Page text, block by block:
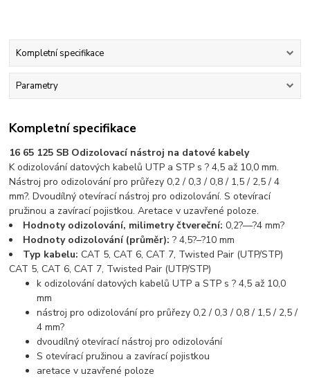
Kompletní specifikace
Parametry
Kompletní specifikace
16 65 125 SB Odizolovací nástroj na datové kabely
K odizolování datových kabelů UTP a STP s ? 4,5 až 10,0 mm.
Nástroj pro odizolování pro průřezy 0,2 / 0,3 / 0,8 / 1,5 / 2,5 / 4
mm?. Dvoudílný otevírací nástroj pro odizolování. S otevírací
pružinou a zavírací pojistkou. Aretace v uzavřené poloze.
Hodnoty odizolování, milimetry čtvereční:0,2?—?4 mm?
Hodnoty odizolování (průměr):? 4,5?–?10 mm
Typ kabelu:CAT 5, CAT 6, CAT 7, Twisted Pair (UTP/STP)
CAT 5, CAT 6, CAT 7, Twisted Pair (UTP/STP)
k odizolování datových kabelů UTP a STP s ? 4,5 až 10,0
mm
nástroj pro odizolování pro průřezy 0,2 / 0,3 / 0,8 / 1,5 / 2,5 /
4 mm?
dvoudílný otevírací nástroj pro odizolování
S otevírací pružinou a zavírací pojistkou
aretace v uzavřené poloze